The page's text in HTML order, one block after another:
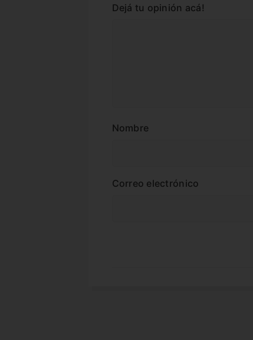
Dejá tu opinión acá!
Nombre
Correo electrónico